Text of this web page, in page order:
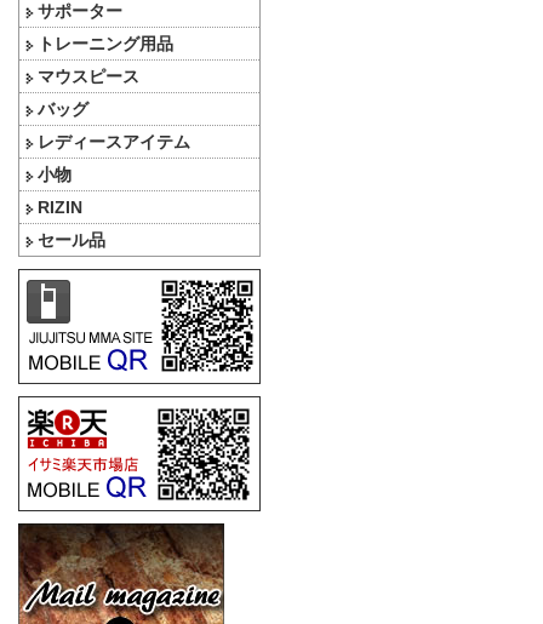
サポーター
トレーニング用品
マウスピース
バッグ
レディースアイテム
小物
RIZIN
セール品